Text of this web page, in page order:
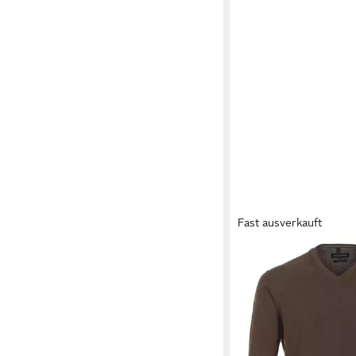
Fast ausverkauft
CASAMODA
CASAMODA Pullover
ab 37,99 €
-37%